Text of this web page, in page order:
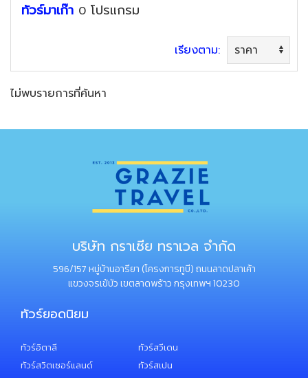
ทัวร์มาเก๊า 0 โปรแกรม
เรียงตาม:
ไม่พบรายการที่ค้นหา
บริษัท กราเซีย ทราเวล จำกัด
596/157 หมู่บ้านอารียา (โครงการทูบี) ถนนลาดปลาเค้า
แขวงจรเข้บัว เขตลาดพร้าว กรุงเทพฯ 10230
ทัวร์ยอดนิยม
ทัวร์อิตาลี
ทัวร์สวิตเซอร์แลนด์
ทัวร์สวีเดน
ทัวร์สเปน